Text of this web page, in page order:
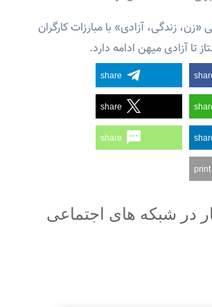
زندگی، آزادی» با مبارزات کارگران
تا آزادی میهن ادامه دارد.
share
share
share
print
در شبکه های اجتماعی